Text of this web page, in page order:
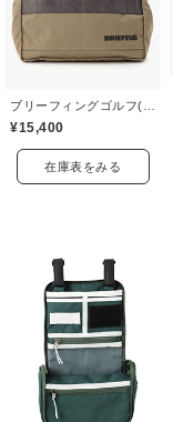
ブリーフィングゴルフ(BRIEFING GOLF)
¥15,400
在庫表をみる